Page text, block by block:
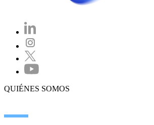
QUIÉNES SOMOS